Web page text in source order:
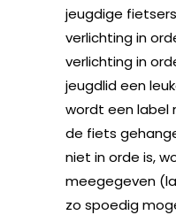
jeugdige
verlichting in
verlichting in
jeugdlid een
wordt een label
de fiets
niet in orde is,
meegegeven
zo spoedig